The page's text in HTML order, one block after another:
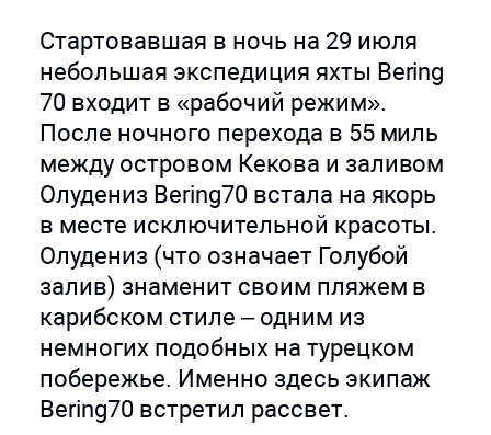
Стартовавшая в ночь на 29 июля
небольшая экспедиция яхты Bering
70 входит в «рабочий режим».
После ночного перехода в 55 миль
между островом Кекова и заливом
Олудениз Bering70 встала на якорь
в месте исключительной красоты.
Олудениз (что означает Голубой
залив) знаменит своим пляжем в
карибском стиле – одним из
немногих подобных на турецком
побережье. Именно здесь экипаж
Bering70 встретил рассвет.